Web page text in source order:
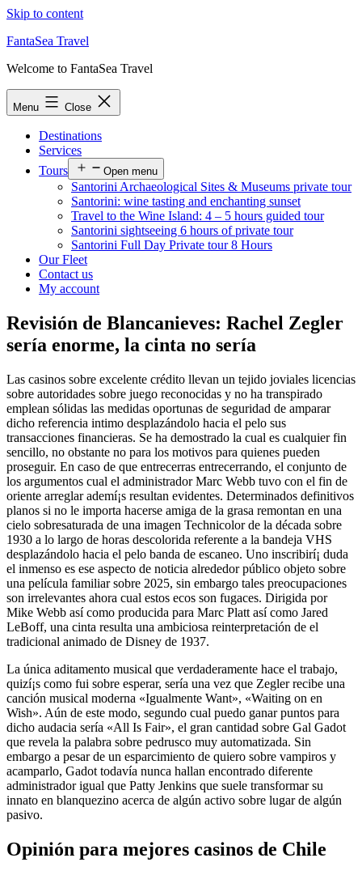
Skip to content
FantaSea Travel
Welcome to FantaSea Travel
Menu Close
Destinations
Services
Tours
Open menu
Santorini Archaeological Sites & Museums private tour
Santorini: wine tasting and enchanting sunset
Travel to the Wine Island: 4 – 5 hours guided tour
Santorini sightseeing 6 hours of private tour
Santorini Full Day Private tour 8 Hours
Our Fleet
Contact us
My account
Revisión de Blancanieves: Rachel Zegler
serí­a enorme, la cinta no serí­a
Las casinos sobre excelente crédito llevan un tejido joviales licencias
sobre autoridades sobre juego reconocidas y no ha transpirado
emplean sólidas las medidas oportunas de seguridad de amparar
dicho referencia intimo desplazándolo hacia el pelo sus
transacciones financieras. Se ha demostrado la cual es cualquier fin
sencillo, no obstante no para los motivos para quienes pueden
proseguir. En caso de que entrecerras entrecerrando, el conjunto de
los argumentos cual el administrador Marc Webb tuvo con el fin de
oriente arreglar ademí¡s resultan evidentes. Determinados definitivos
planos si no le importa hacerse amiga de la grasa remontan en una
cielo sobresaturada de una imagen Technicolor de la década sobre
1930 a lo largo de horas descolorida referente a la bandeja VHS
desplazándolo hacia el pelo banda de escaneo. Uno inscribirí¡ duda
el inmenso es ese aspecto de noticia alrededor público objeto sobre
una película familiar sobre 2025, sin embargo tales preocupaciones
son irrelevantes ahora cual estos ecos son fugaces. Dirigida por
Mike Webb así­ como producida para Marc Platt así­ como Jared
LeBoff, una cinta resulta una ambiciosa reinterpretación de el
tradicional animado de Disney de 1937.
La única aditamento musical que verdaderamente hace el trabajo,
quizí¡s como fui sobre esperar, serí­a una vez que Zegler recibe una
canción musical moderna «Igualmente Want», «Waiting on en
Wish». Aún de este modo, segundo cual puedo ganar puntos para
dicho audacia serí­a «All Is Fair», el gran cantidad sobre Gal Gadot
que revela la palabra sobre pedrusco muy automatizada. Sin
embargo a pesar de un esparcimiento de quiero sobre vampiros y
acamparlo, Gadot todavía nunca hallan encontrado diferente
administrador igual que Patty Jenkins que suele transformar su
innato en blanquezino acerca de algún activo sobre lugar de algún
pasivo.
Opinión para mejores casinos de Chile